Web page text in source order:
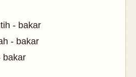
- bakar
- bakar
bakar